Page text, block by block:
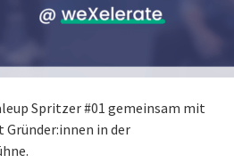
Spritzer #01 gemeinsam mit
in der